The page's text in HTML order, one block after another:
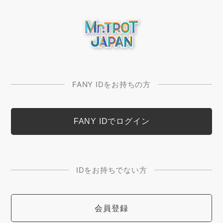
FANY IDをお持ちの方
IDをお持ちでない方
会員登録